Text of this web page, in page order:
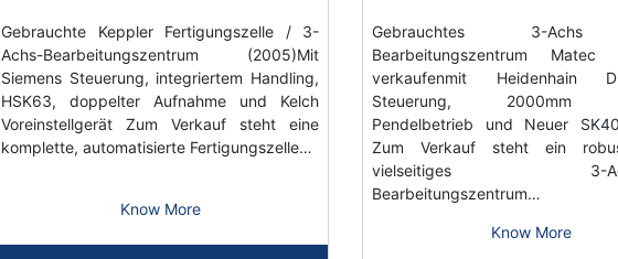
Gebrauchte Keppler Fertigungszelle / 3-
Achs-Bearbeitungszentrum (2005)Mit
Siemens Steuerung, integriertem Handling,
HSK63, doppelter Aufnahme und Kelch
Voreinstellgerät Zum Verkauf steht eine
komplette, automatisierte Fertigungszelle…
Know More
Gebrauchtes 3-
Bearbeitungszentrum
verkaufenmit Heidenhain
Steuerung, 2000mm
Pendelbetrieb und Neuer
Zum Verkauf steht ein
vielseitiges 3-
Bearbeitungszentrum…
Know More